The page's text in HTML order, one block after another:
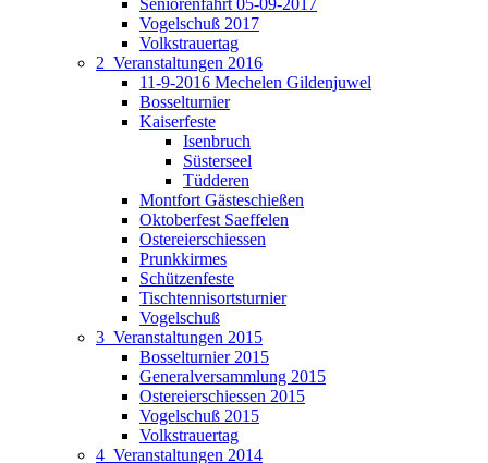
Vogelschuß 2017
Volkstrauertag
2_Veranstaltungen 2016
11-9-2016 Mechelen Gildenjuwel
Bosselturnier
Kaiserfeste
Isenbruch
Süsterseel
Tüdderen
Montfort Gästeschießen
Oktoberfest Saeffelen
Ostereierschiessen
Prunkkirmes
Schützenfeste
Tischtennisortsturnier
Vogelschuß
3_Veranstaltungen 2015
Bosselturnier 2015
Generalversammlung 2015
Ostereierschiessen 2015
Vogelschuß 2015
Volkstrauertag
4_Veranstaltungen 2014